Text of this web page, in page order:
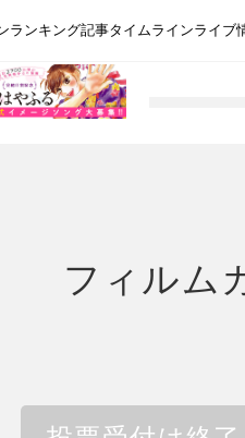
ランキング記事タイムラインライブ
フィルム